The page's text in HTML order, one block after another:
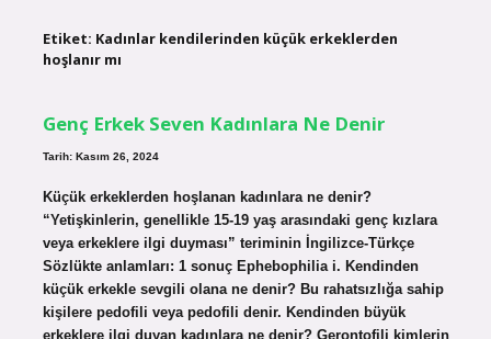
Etiket: Kadınlar kendilerinden küçük erkeklerden
hoşlanır mı
Genç Erkek Seven Kadınlara Ne Denir
Tarih: Kasım 26, 2024
Küçük erkeklerden hoşlanan kadınlara ne denir?
“Yetişkinlerin, genellikle 15-19 yaş arasındaki genç kızlara
veya erkeklere ilgi duyması” teriminin İngilizce-Türkçe
Sözlükte anlamları: 1 sonuç Ephebophilia i. Kendinden
küçük erkekle sevgili olana ne denir? Bu rahatsızlığa sahip
kişilere pedofili veya pedofili denir. Kendinden büyük
erkeklere ilgi duyan kadınlara ne denir? Gerontofili kimlerin